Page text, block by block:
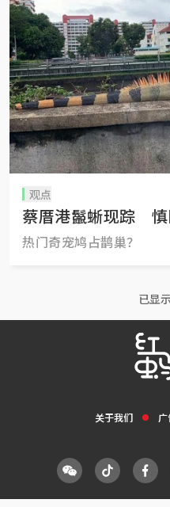
观点
蔡厝港鬣蜥现踪 慎
热门奇宠鸠占鹊巢？
已显
关于我们